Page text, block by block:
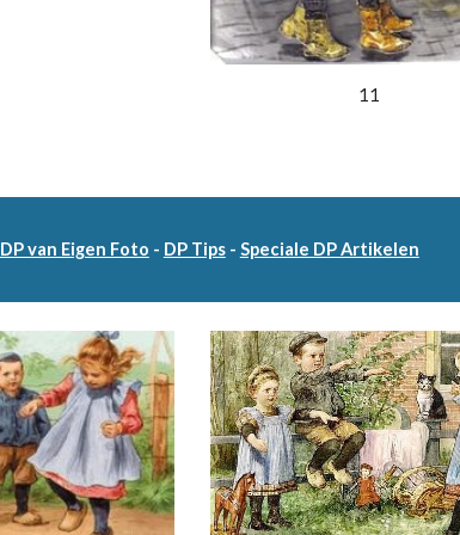
11
DP van Eigen Foto - DP Tips- Speciale DP Artikelen